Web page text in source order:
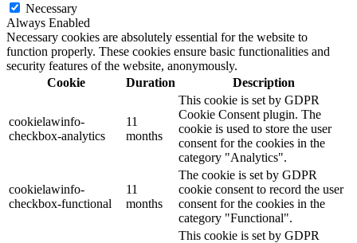
Necessary
Always Enabled
Necessary cookies are absolutely essential for the website to
function properly. These cookies ensure basic functionalities and
security features of the website, anonymously.
Cookie
Duration Description
cookielawinfo-
checkbox-analytics
11
months
This cookie is set by GDPR
Cookie Consent plugin. The
cookie is used to store the user
consent for the cookies in the
category "Analytics".
cookielawinfo-
checkbox-functional
11
months
The cookie is set by GDPR
cookie consent to record the user
consent for the cookies in the
category "Functional".
This cookie is set by GDPR